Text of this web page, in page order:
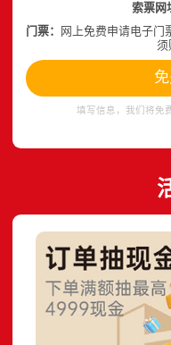
索票网
门票：
网上免费申请电子门
须
填写信息，我们将免